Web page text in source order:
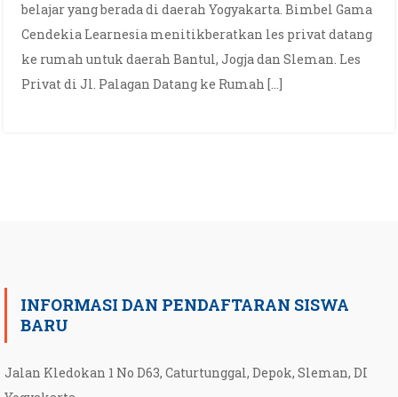
belajar yang berada di daerah Yogyakarta. Bimbel Gama
Cendekia Learnesia menitikberatkan les privat datang
ke rumah untuk daerah Bantul, Jogja dan Sleman. Les
Privat di Jl. Palagan Datang ke Rumah […]
INFORMASI DAN PENDAFTARAN SISWA
BARU
Jalan Kledokan 1 No D63, Caturtunggal, Depok, Sleman, DI